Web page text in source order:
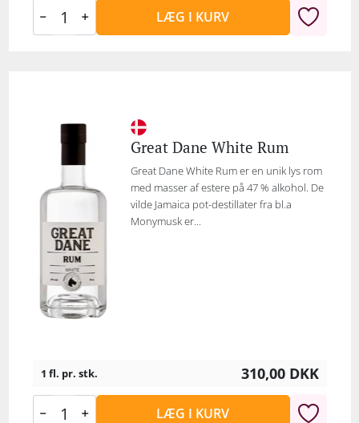
LÆG I KURV
Great Dane White Rum
Great Dane White Rum er en unik lys rom
med masser af estere på 47 % alkohol. De
vilde Jamaica pot-destillater fra bl.a
Monymusk er...
1 fl. pr. stk. 310,00 DKK
LÆG I KURV